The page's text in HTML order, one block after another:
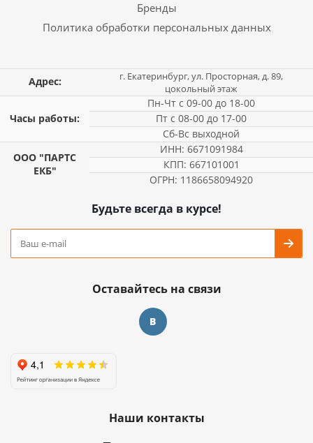
Бренды
Политика обработки персональных данных
Адрес:
г. Екатеринбург, ул. Просторная, д. 89,
цокольный этаж
Часы работы:
Пн-Чт с 09-00 до 18-00
Пт с 08-00 до 17-00
Сб-Вс выходной
ООО "ПАРТС
ЕКБ"
ИНН: 6671091984
КПП: 667101001
ОГРН: 1186658094920
Будьте всегда в курсе!
Оставайтесь на связи
Наши контакты